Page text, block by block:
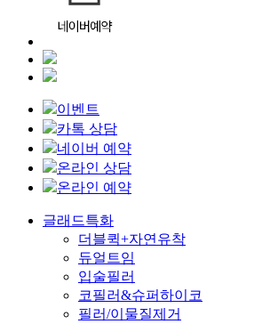
이벤트
카톡 상담
네이버 예약
온라인 상담
온라인 예약
Close
글래드특화
더블퀵+자연유착
듀얼트임
입술필러
코필러&슈퍼하이코
필러/이물질제거